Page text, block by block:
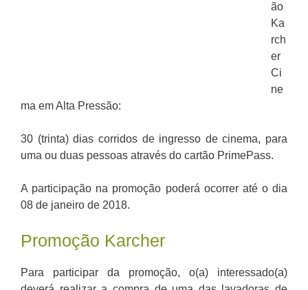
ão
Ka
rch
er
Ci
ne
ma em Alta Pressão:
30 (trinta) dias corridos de ingresso de cinema, para
uma ou duas pessoas através do cartão PrimePass.
A participação na promoção poderá ocorrer até o dia
08 de janeiro de 2018.
Promoção Karcher
Para participar da promoção, o(a) interessado(a)